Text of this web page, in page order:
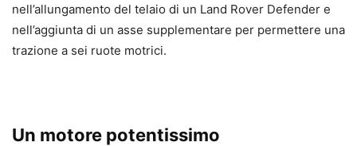
nell’allungamento del telaio di un Land Rover Defender e
nell’aggiunta di un asse supplementare per permettere una
trazione a sei ruote motrici.
Un motore potentissimo